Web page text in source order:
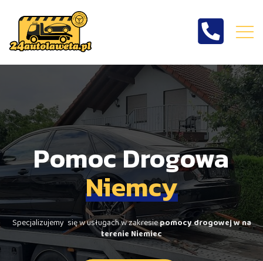
Pomoc drogowa
Niemcy
Pomoc Drogowa
Niemcy
Specjalizujemy się w usługach w zakresiepomocy drogowej w na
terenie Niemiec